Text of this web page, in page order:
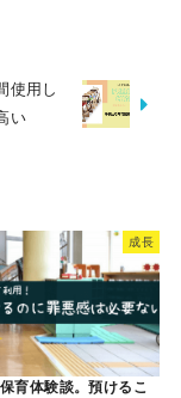
使用し
い
成長
育体験談。預けるこ